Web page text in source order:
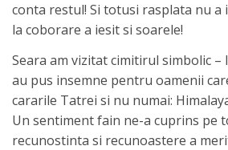
conta restul! Si totusi rasplata nu a
la coborare a iesit si soarele!
Seara am vizitat cimitirul simbolic –
au pus insemne pentru oamenii
cararile Tatrei si nu numai:
Un sentiment fain ne-a cuprins pe
recunostinta si recunoastere a